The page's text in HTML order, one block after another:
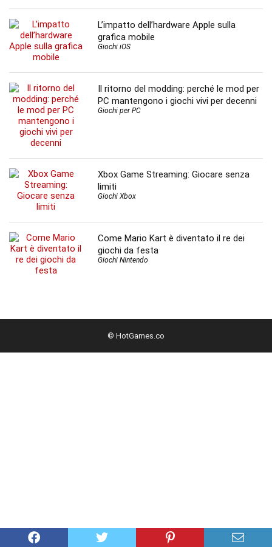
L’impatto dell’hardware Apple sulla
grafica mobile
Giochi iOS
Il ritorno del modding: perché le mod per
PC mantengono i giochi vivi per decenni
Giochi per PC
Xbox Game Streaming: Giocare senza
limiti
Giochi Xbox
Come Mario Kart è diventato il re dei
giochi da festa
Giochi Nintendo
© HotGames.co